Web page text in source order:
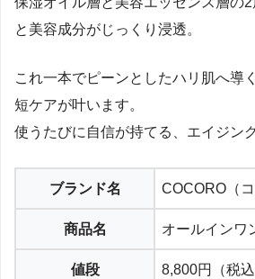
と美容成分がじっくり浸透。
これ一本でピーンとしたハリ肌へ導
短ケアが叶います。
使うたびに自信が持てる、エイジン
ブランド名 COCORO（コ
商品名 オールインワ
値段 8,800円（税込